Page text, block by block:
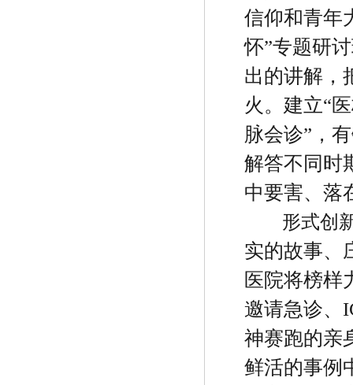
信仰和青年
怀”专题研
出的讲解，
火。建立“
脉会诊” ，
解答不同时
中要害、落
形式创
实的故事、
医院将榜样
邀请急诊、
神赛跑的亲
鲜活的事例